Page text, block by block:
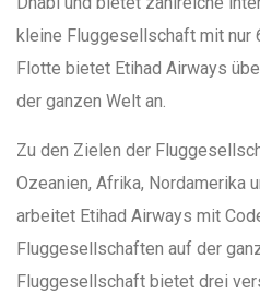
kleine Fluggesellschaft mit nur
Flotte bietet Etihad Airways
der ganzen Welt an.
Zu den Zielen der
Ozeanien, Afrika, Nordamerika
arbeitet Etihad Airways mit
Fluggesellschaften auf der
Fluggesellschaft bietet drei